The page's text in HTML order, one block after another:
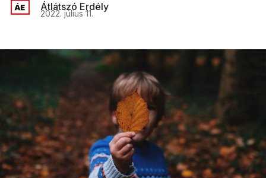
Átlátszó Erdély
2022. július 11.